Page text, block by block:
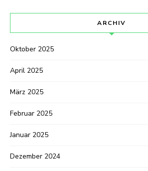
ARCHIV
Oktober 2025
April 2025
März 2025
Februar 2025
Januar 2025
Dezember 2024